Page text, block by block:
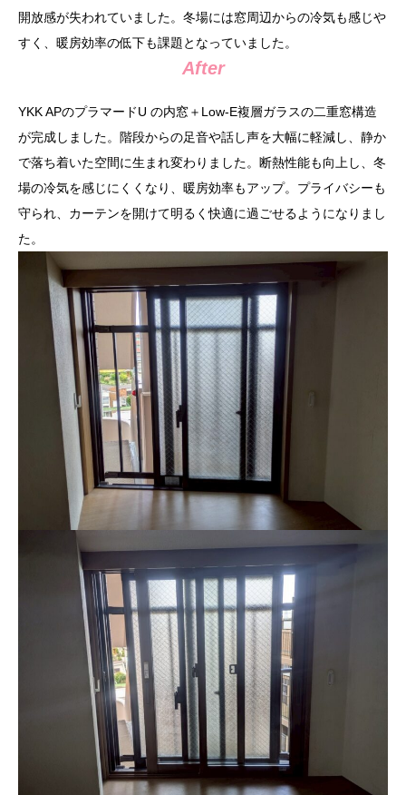
開放感が失われていました。冬場には窓周辺からの冷気も感じや
すく、暖房効率の低下も課題となっていました。
After
YKK APのプラマードU の内窓＋Low-E複層ガラスの二重窓構造
が完成しました。階段からの足音や話し声を大幅に軽減し、静か
で落ち着いた空間に生まれ変わりました。断熱性能も向上し、冬
場の冷気を感じにくくなり、暖房効率もアップ。プライバシーも
守られ、カーテンを開けて明るく快適に過ごせるようになりまし
た。